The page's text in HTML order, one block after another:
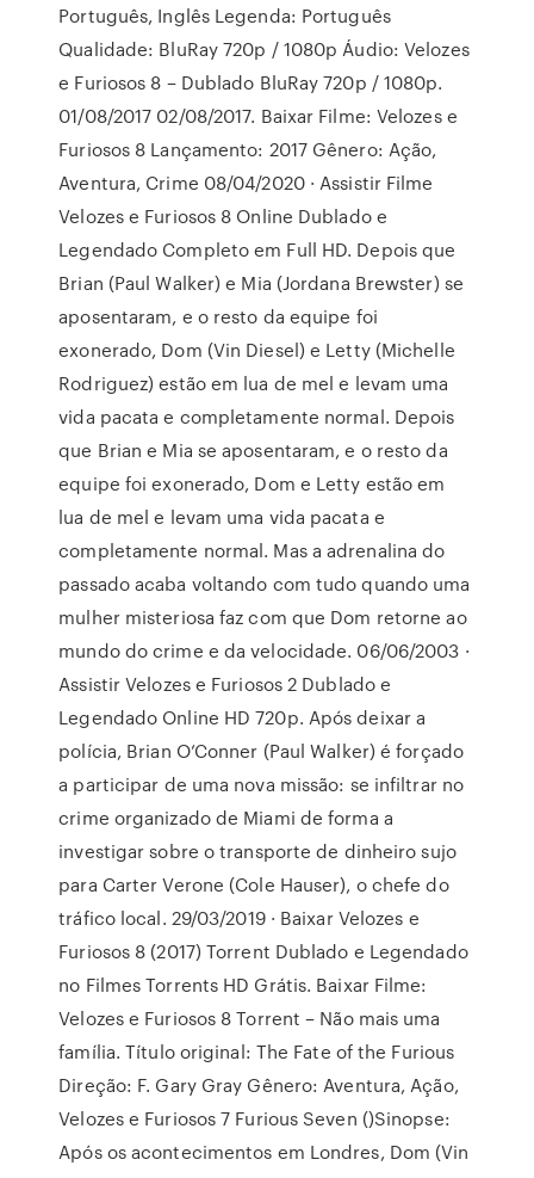
Português, Inglês Legenda: Português
Qualidade: BluRay 720p / 1080p Áudio: Velozes
e Furiosos 8 – Dublado BluRay 720p / 1080p.
01/08/2017 02/08/2017. Baixar Filme: Velozes e
Furiosos 8 Lançamento: 2017 Gênero: Ação,
Aventura, Crime 08/04/2020 · Assistir Filme
Velozes e Furiosos 8 Online Dublado e
Legendado Completo em Full HD. Depois que
Brian (Paul Walker) e Mia (Jordana Brewster) se
aposentaram, e o resto da equipe foi
exonerado, Dom (Vin Diesel) e Letty (Michelle
Rodriguez) estão em lua de mel e levam uma
vida pacata e completamente normal. Depois
que Brian e Mia se aposentaram, e o resto da
equipe foi exonerado, Dom e Letty estão em
lua de mel e levam uma vida pacata e
completamente normal. Mas a adrenalina do
passado acaba voltando com tudo quando uma
mulher misteriosa faz com que Dom retorne ao
mundo do crime e da velocidade. 06/06/2003 ·
Assistir Velozes e Furiosos 2 Dublado e
Legendado Online HD 720p. Após deixar a
polícia, Brian O’Conner (Paul Walker) é forçado
a participar de uma nova missão: se infiltrar no
crime organizado de Miami de forma a
investigar sobre o transporte de dinheiro sujo
para Carter Verone (Cole Hauser), o chefe do
tráfico local. 29/03/2019 · Baixar Velozes e
Furiosos 8 (2017) Torrent Dublado e Legendado
no Filmes Torrents HD Grátis. Baixar Filme:
Velozes e Furiosos 8 Torrent – Não mais uma
família. Título original: The Fate of the Furious
Direção: F. Gary Gray Gênero: Aventura, Ação,
Velozes e Furiosos 7 Furious Seven ()Sinopse:
Após os acontecimentos em Londres, Dom (Vin